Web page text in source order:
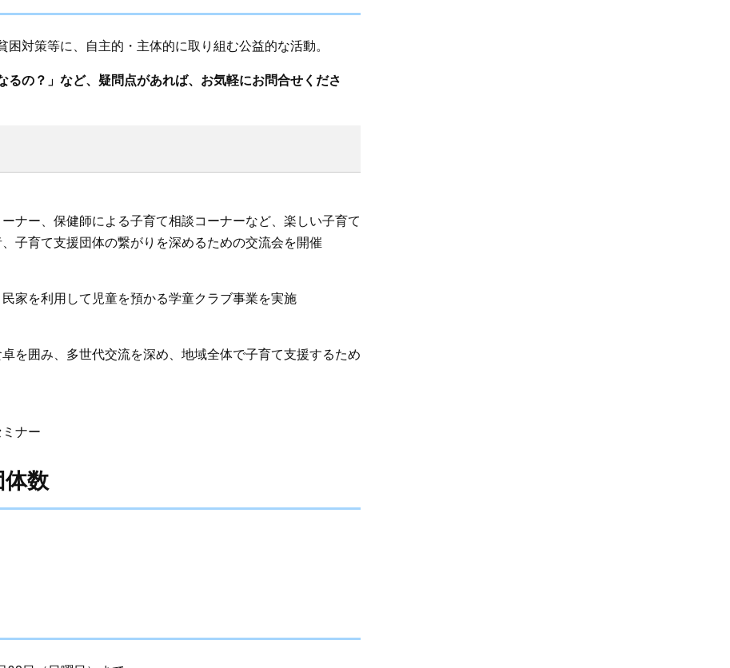
対策等に、自主的・主体的に取り組む公益的な活動。
るの？」など、疑問点があれば、お気軽にお問合せくださ
ナー、保健師による子育て相談コーナーなど、楽しい子育て
子育て支援団体の繋がりを深めるための交流会を開催
家を利用して児童を預かる学童クラブ事業を実施
を囲み、多世代交流を深め、地域全体で子育て支援するため
ナー
数